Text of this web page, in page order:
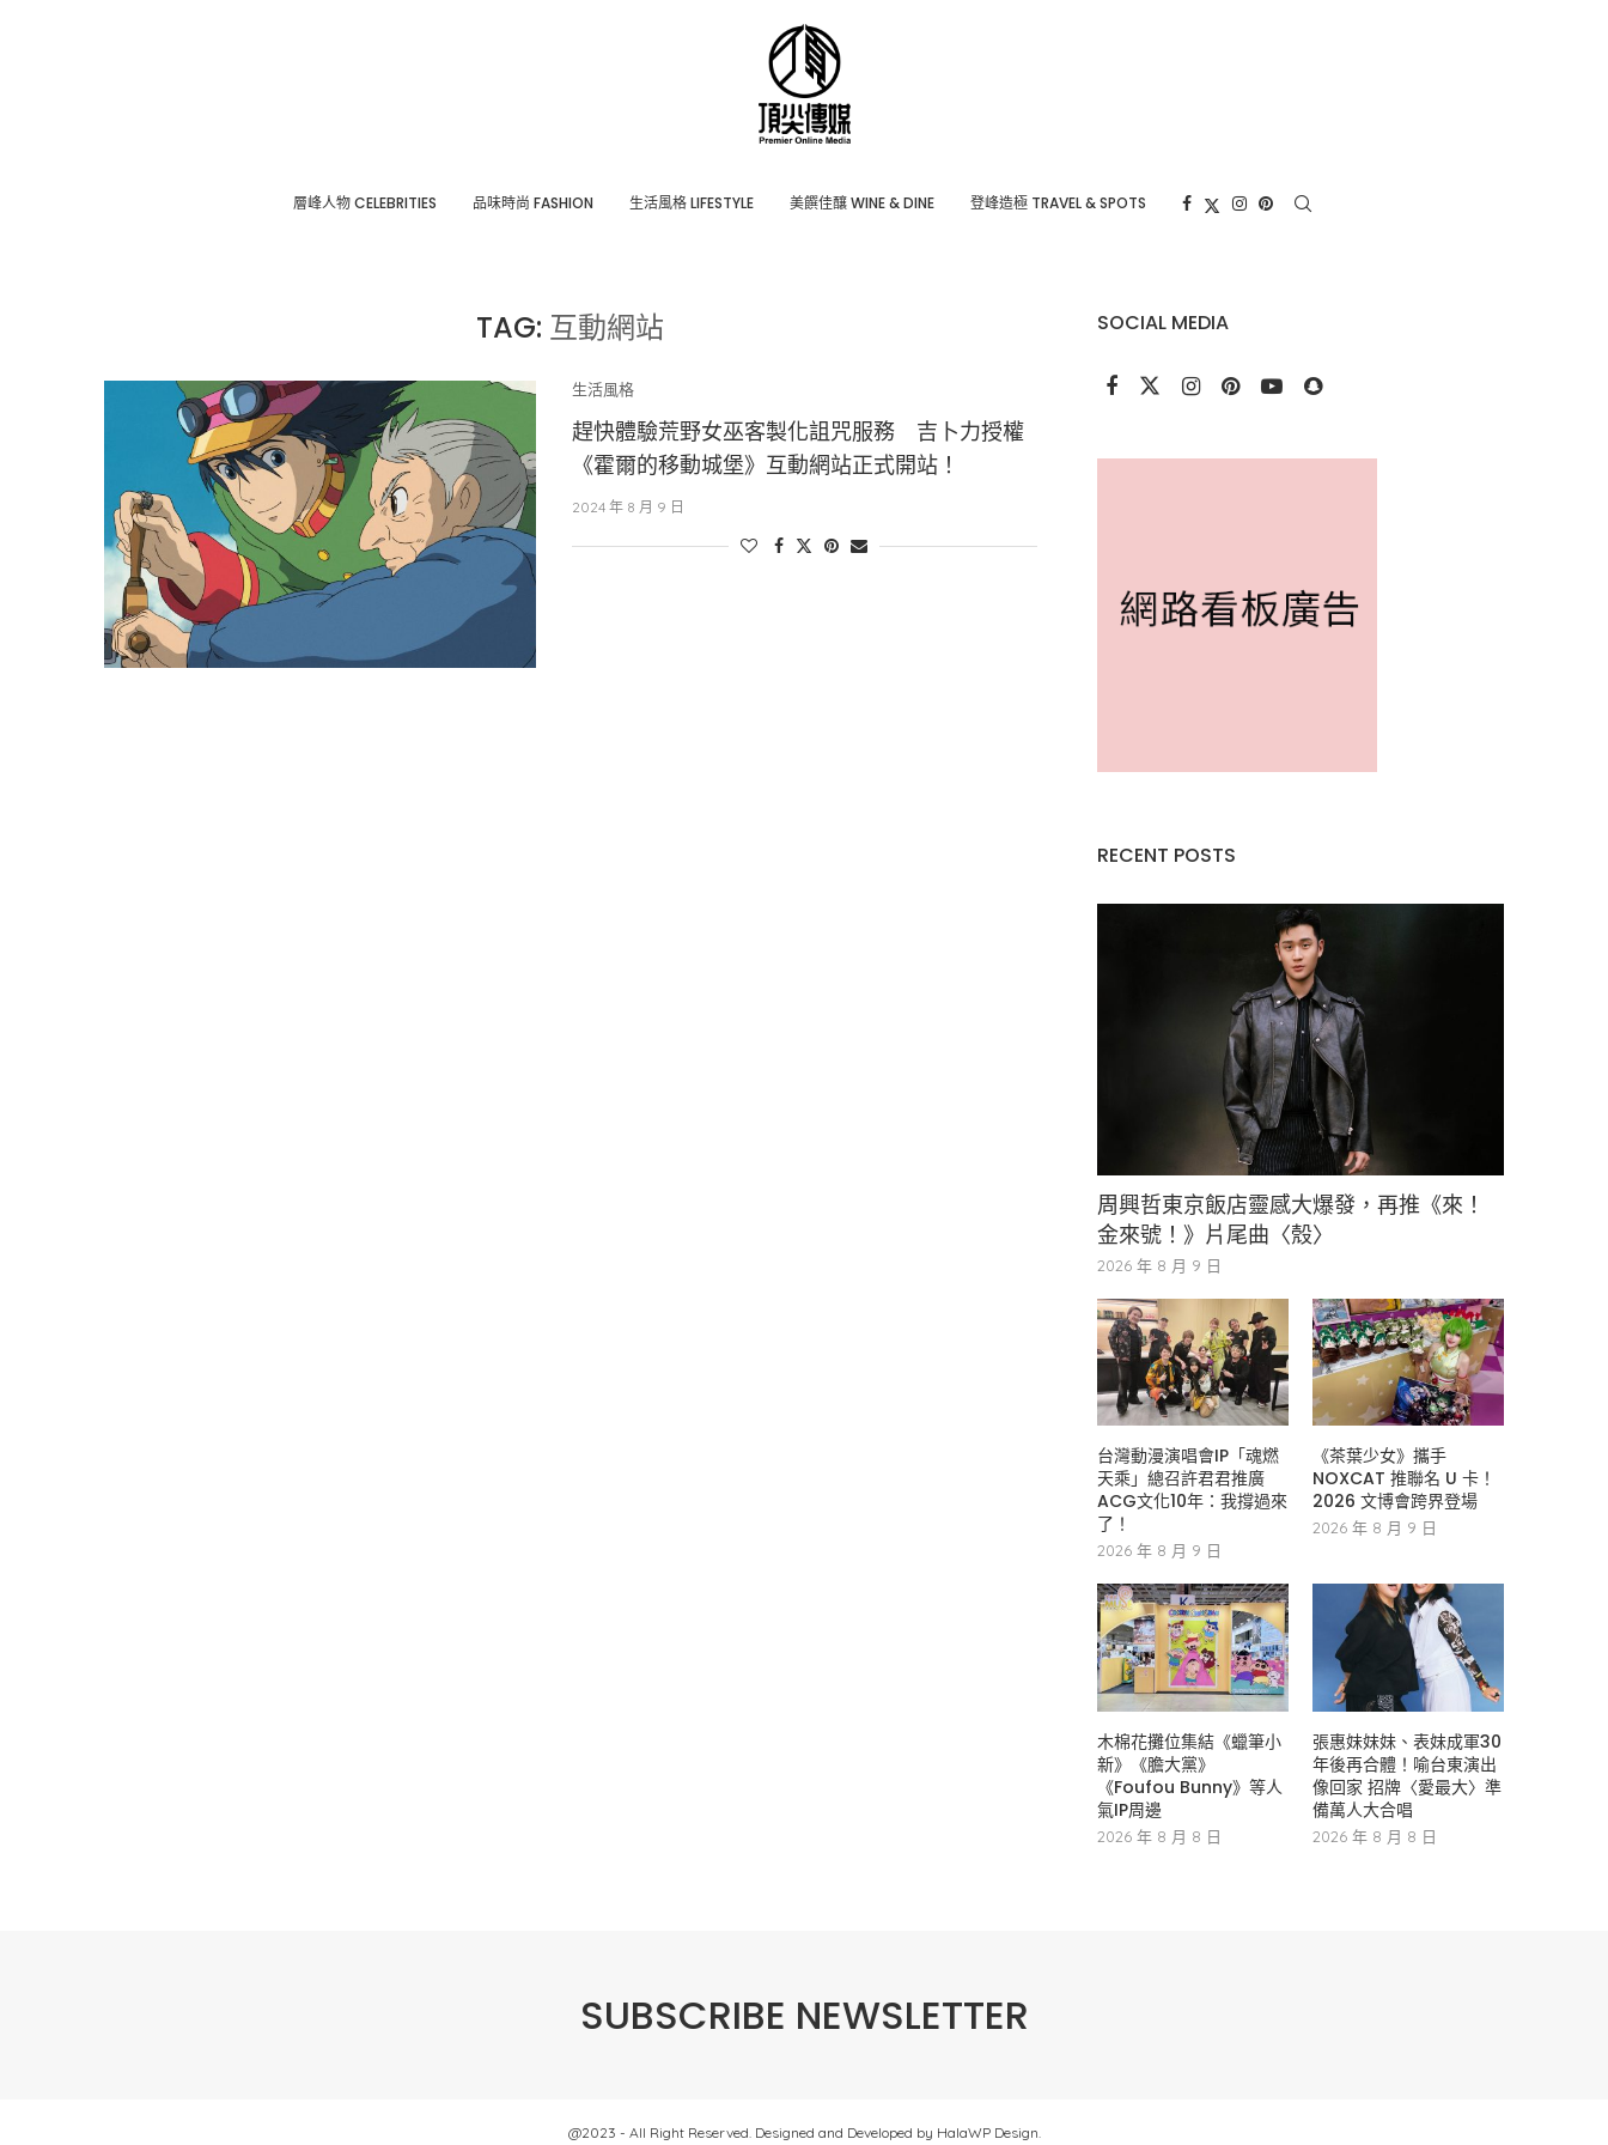
層峰⼈物 CELEBRITIES 品味時尚 FASHION ⽣活風格 LIFESTYLE 美饌佳釀 WINE & DINE 登峰造極 TRAVEL & SPOTS
TAG: 互動網站
生活風格
趕快體驗荒野女巫客製化詛咒服務 吉卜力授權
《霍爾的移動城堡》互動網站正式開站！
2024 年 8 月 9 日
SOCIAL MEDIA
RECENT POSTS
周興哲東京飯店靈感大爆發，再推《來！
金來號！》片尾曲〈殼〉
2026 年 8 月 9 日
台灣動漫演唱會IP「魂燃
天乘」總召許君君推廣
ACG文化10年：我撐過來
了！
2026 年 8 月 9 日
《茶葉少女》攜手
NOXCAT 推聯名 U 卡！
2026 文博會跨界登場
2026 年 8 月 9 日
木棉花攤位集結《蠟筆小
新》《膽大黨》
《Foufou Bunny》等人
氣IP周邊
2026 年 8 月 8 日
張惠妹妹妹、表妹成軍30
年後再合體！喻台東演出
像回家 招牌〈愛最大〉準
備萬人大合唱
2026 年 8 月 8 日
SUBSCRIBE NEWSLETTER
@2023 - All Right Reserved. Designed and Developed by HalaWP Design.